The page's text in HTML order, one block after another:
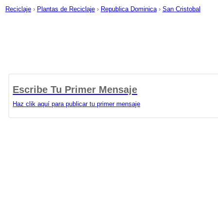
Reciclaje › Plantas de Reciclaje › Republica Dominica › San Cristobal
Escribe Tu Primer Mensaje
Haz clik aquí para publicar tu primer mensaje